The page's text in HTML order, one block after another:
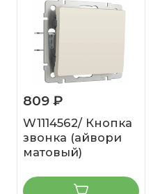
809 ₽
W1114562/ Кнопка
звонка (айвори
матовый)